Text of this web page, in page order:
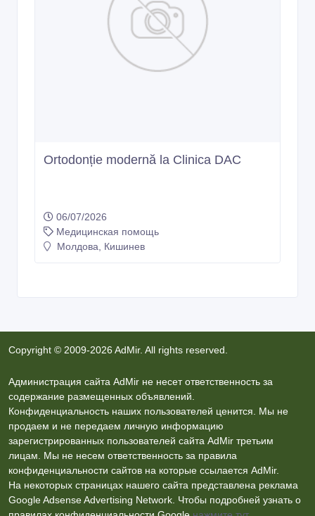
Ortodonție modernă la Clinica DAC
06/07/2026
Медицинская помощь
Молдова, Кишинев
Copyright © 2009-2026 AdMir. All rights reserved.
Администрация сайта AdMir не несет ответственность за
содержание размещенных объявлений.
Конфиденциальность наших пользователей ценится. Мы не
продаем и не передаем личную информацию
зарегистрированных пользователей сайта AdMir третьим
лицам. Мы не несем ответственность за правила
конфиденциальности сайтов на которые ссылается AdMir.
На некоторых страницах нашего сайта представлена реклама
Google Adsense Advertising Network. Чтобы подробней узнать о